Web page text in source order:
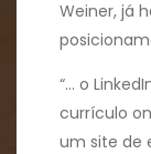
Weiner, já
“… o
currículo
um site de